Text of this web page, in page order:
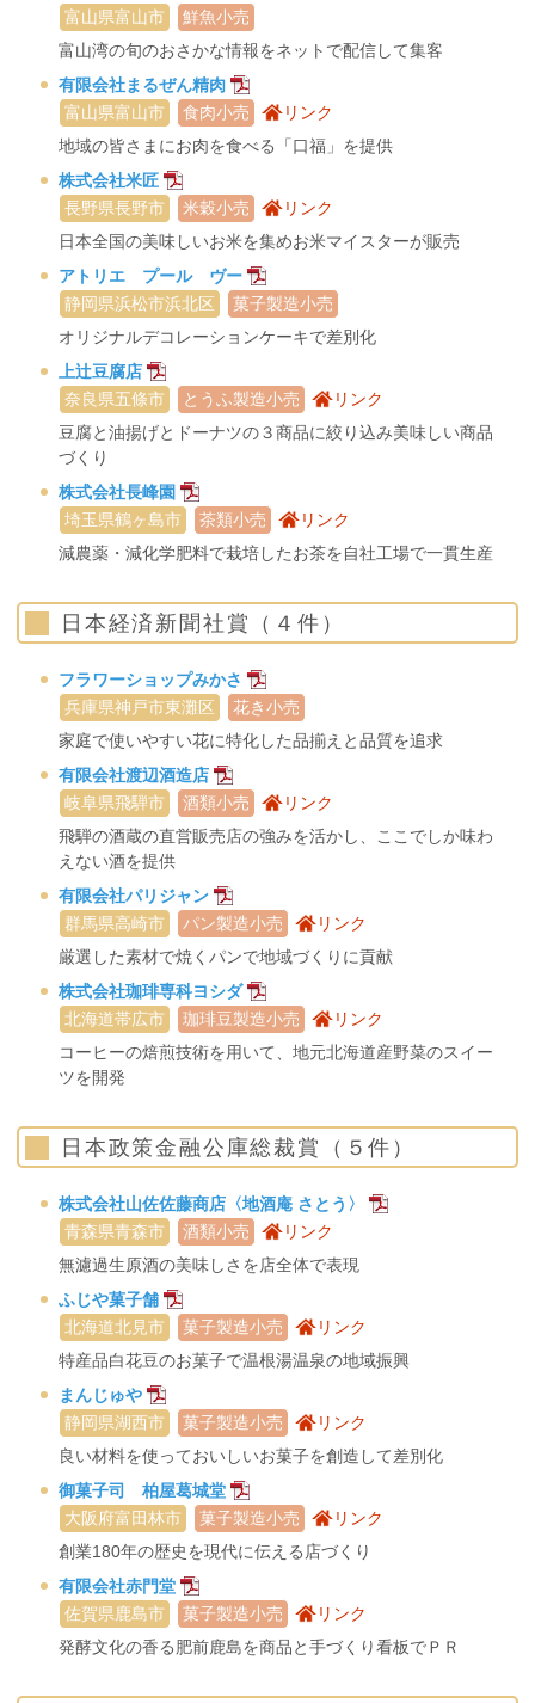
富山県富山市
鮮魚小売
富山湾の旬のおさかな情報をネットで配信して集客
有限会社まるぜん精肉
富山県富山市
食肉小売
リンク
地域の皆さまにお肉を食べる「口福」を提供
株式会社米匠
長野県長野市
米穀小売
リンク
日本全国の美味しいお米を集めお米マイスターが販売
アトリエ プール ヴー
静岡県浜松市浜北区
菓子製造小売
オリジナルデコレーションケーキで差別化
上辻豆腐店
奈良県五條市
とうふ製造小売
リンク
豆腐と油揚げとドーナツの３商品に絞り込み美味しい商品
づくり
株式会社長峰園
埼玉県鶴ヶ島市
茶類小売
リンク
減農薬・減化学肥料で栽培したお茶を自社工場で一貫生産
日本経済新聞社賞（４件）
フラワーショップみかさ
兵庫県神戸市東灘区
花き小売
家庭で使いやすい花に特化した品揃えと品質を追求
有限会社渡辺酒造店
岐阜県飛騨市
酒類小売
リンク
飛騨の酒蔵の直営販売店の強みを活かし、ここでしか味わ
えない酒を提供
有限会社パリジャン
群馬県高崎市
パン製造小売
リンク
厳選した素材で焼くパンで地域づくりに貢献
株式会社珈琲専科ヨシダ
北海道帯広市
珈琲豆製造小売
リンク
コーヒーの焙煎技術を用いて、地元北海道産野菜のスイー
ツを開発
日本政策金融公庫総裁賞（５件）
株式会社山佐佐藤商店〈地酒庵 さとう〉
青森県青森市
酒類小売
リンク
無濾過生原酒の美味しさを店全体で表現
ふじや菓子舗
北海道北見市
菓子製造小売
リンク
特産品白花豆のお菓子で温根湯温泉の地域振興
まんじゅや
静岡県湖西市
菓子製造小売
リンク
良い材料を使っておいしいお菓子を創造して差別化
御菓子司 柏屋葛城堂
大阪府富田林市
菓子製造小売
リンク
創業180年の歴史を現代に伝える店づくり
有限会社赤門堂
佐賀県鹿島市
菓子製造小売
リンク
発酵文化の香る肥前鹿島を商品と手づくり看板でＰＲ